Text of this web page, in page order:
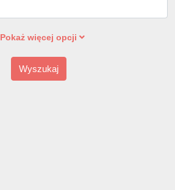
Pokaż więcej opcji
Wyszukaj